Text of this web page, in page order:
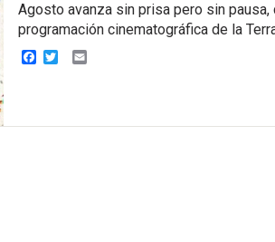
Agosto avanza sin prisa pero sin
programación cinematográfica de la
Facebook
TwitterEmail